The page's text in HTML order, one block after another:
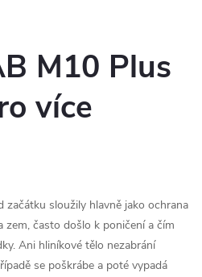
M10 Plus
více
sloužily hlavně jako ochrana
zem, často došlo k poničení a čím
Ani hliníkové tělo nezabrání
se poškrábe a poté vypadá